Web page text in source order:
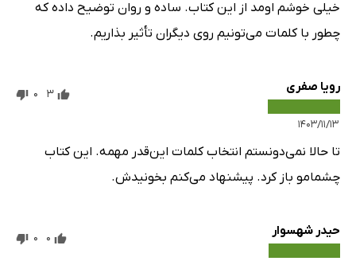
خیلی خوشم اومد از این کتاب. ساده و روان توضیح داده که
چطور با کلمات می‌تونیم روی دیگران تأثیر بذاریم.
رویا صفری
۱۴۰۳/۱۱/۱۳
3
0
تا حالا نمی‌دونستم انتخاب کلمات این‌قدر مهمه. این کتاب
چشمامو باز کرد. پیشنهاد می‌کنم بخونیدش.
حیدر شهسوار 0
0